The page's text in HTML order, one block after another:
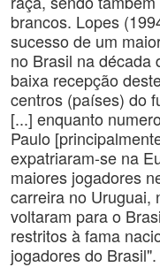
brancos. Lopes
sucesso de um
no Brasil na década
baixa recepção
centros (países) do
[...] enquanto
Paulo
expatriaram-se na
maiores jogadores
carreira no Uruguai,
voltaram para o
restritos à fama
jogadores do Brasil".